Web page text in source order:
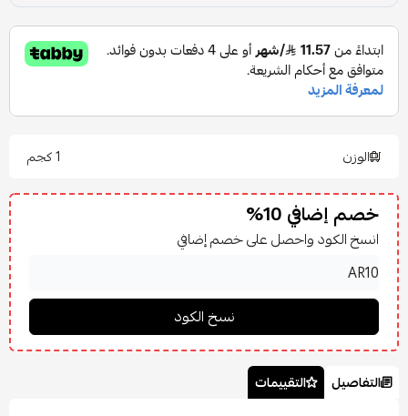
الوزن 1 كجم
خصم إضافي 10%
انسخ الكود واحصل على خصم إضافي
التفاصيل التقييمات